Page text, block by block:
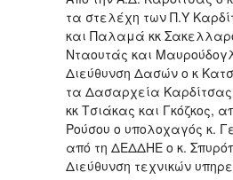
τα στελέχη των Π.Υ
και Παλαμά κκ
Νταουτάς και
Διεύθυνση Δασών ο κ
τα Δασαρχεία Καρδίτσας
κκ Τσιάκας και Γκόζκος,
Ρούσου ο υπολοχαγός κ.
από τη ΔΕΔΔΗΕ ο κ.
Διεύθυνση τεχνικών